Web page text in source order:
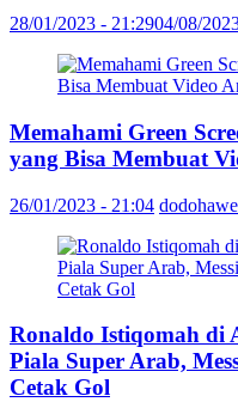
28/01/2023 - 21:2904/08/
Memahami Green
yang Bisa Membuat
26/01/2023 - 21:04 dodohawe
Ronaldo Istiqomah di
Piala Super Arab,
Cetak Gol